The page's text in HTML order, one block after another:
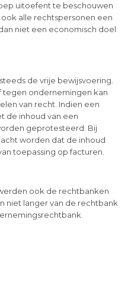
uitoefent te beschouwen
alle rechtspersonen een
niet een economisch doel
de vrije bewijsvoering.
tegen ondernemingen kan
van recht. Indien een
de inhoud van een
geprotesteerd. Bij
worden dat de inhoud
toepassing op facturen.
ook de rechtbanken
niet langer van de rechtbank